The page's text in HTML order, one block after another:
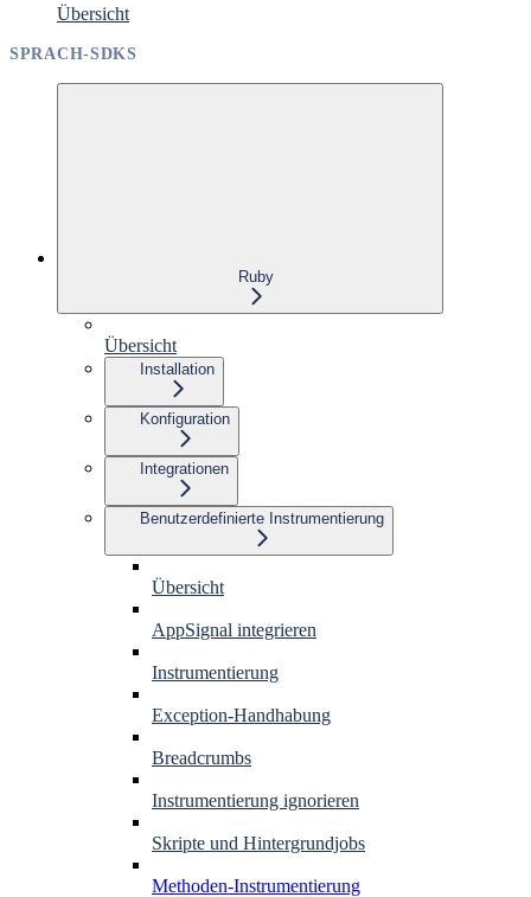
Übersicht
SPRACH-SDKS
Ruby
Übersicht
Installation
Konfiguration
Integrationen
Benutzerdefinierte Instrumentierung
Übersicht
AppSignal integrieren
Instrumentierung
Exception-Handhabung
Breadcrumbs
Instrumentierung ignorieren
Skripte und Hintergrundjobs
Methoden-Instrumentierung